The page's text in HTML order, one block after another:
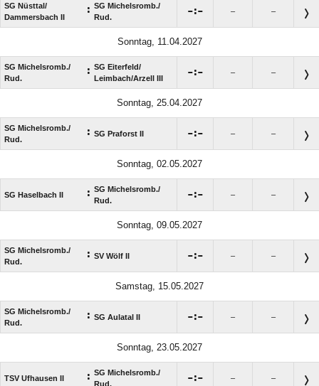
SG Nüsttal/​
Dammersbach II
: SG Michelsromb./​
Rud.
: – –
Sonntag, 11.04.2027
SG Michelsromb./​
Rud.
: SG Eiterfeld/​
Leimbach/​Arzell III
: – –
Sonntag, 25.04.2027
SG Michelsromb./​
Rud.
: SG Praforst II : – –
Sonntag, 02.05.2027
SG Haselbach II : SG Michelsromb./​
Rud.
: – –
Sonntag, 09.05.2027
SG Michelsromb./​
Rud.
: SV Wölf II : – –
Samstag, 15.05.2027
SG Michelsromb./​
Rud.
: SG Aulatal II : – –
Sonntag, 23.05.2027
TSV Ufhausen II : SG Michelsromb./​
Rud.
: – –